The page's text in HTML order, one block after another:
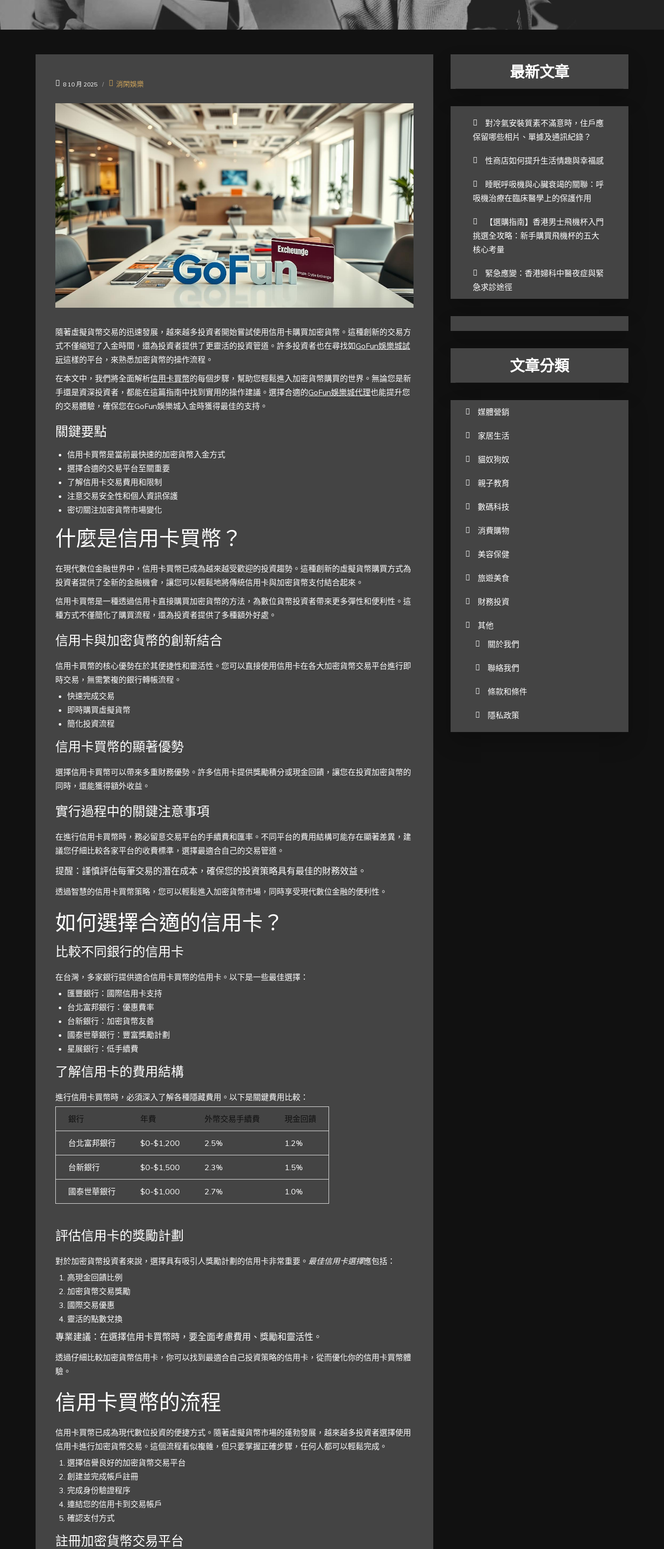
8 10 月 2025 消閑娛樂
隨著虛擬貨幣交易的迅速發展，越來越多投資者開始嘗試使用信用卡購買加密貨幣。這種創新的交易方
式不僅縮短了入金時間，還為投資者提供了更靈活的投資管道。許多投資者也在尋找如GoFun娛樂城試
玩這樣的平台，來熟悉加密貨幣的操作流程。
在本文中，我們將全面解析信用卡買幣的每個步驟，幫助您輕鬆進入加密貨幣購買的世界。無論您是新
手還是資深投資者，都能在這篇指南中找到實用的操作建議。選擇合適的GoFun娛樂城代理也能提升您
的交易體驗，確保您在GoFun娛樂城入金時獲得最佳的支持。
關鍵要點
信用卡買幣是當前最快速的加密貨幣入金方式
選擇合適的交易平台至關重要
了解信用卡交易費用和限制
注意交易安全性和個人資訊保護
密切關注加密貨幣市場變化
什麼是信用卡買幣？
在現代數位金融世界中，信用卡買幣已成為越來越受歡迎的投資趨勢。這種創新的虛擬貨幣購買方式為
投資者提供了全新的金融機會，讓您可以輕鬆地將傳統信用卡與加密貨幣支付結合起來。
信用卡買幣是一種透過信用卡直接購買加密貨幣的方法，為數位貨幣投資者帶來更多彈性和便利性。這
種方式不僅簡化了購買流程，還為投資者提供了多種額外好處。
信用卡與加密貨幣的創新結合
信用卡買幣的核心優勢在於其便捷性和靈活性。您可以直接使用信用卡在各大加密貨幣交易平台進行即
時交易，無需繁複的銀行轉帳流程。
快速完成交易
即時購買虛擬貨幣
簡化投資流程
信用卡買幣的顯著優勢
選擇信用卡買幣可以帶來多重財務優勢。許多信用卡提供獎勵積分或現金回饋，讓您在投資加密貨幣的
同時，還能獲得額外收益。
實行過程中的關鍵注意事項
在進行信用卡買幣時，務必留意交易平台的手續費和匯率。不同平台的費用結構可能存在顯著差異，建
議您仔細比較各家平台的收費標準，選擇最適合自己的交易管道。
提醒：謹慎評估每筆交易的潛在成本，確保您的投資策略具有最佳的財務效益。
透過智慧的信用卡買幣策略，您可以輕鬆進入加密貨幣市場，同時享受現代數位金融的便利性。
如何選擇合適的信用卡？
比較不同銀行的信用卡
在台灣，多家銀行提供適合信用卡買幣的信用卡。以下是一些最佳選擇：
匯豐銀行：國際信用卡支持
台北富邦銀行：優惠費率
台新銀行：加密貨幣友善
國泰世華銀行：豐富獎勵計劃
星展銀行：低手續費
了解信用卡的費用結構
進行信用卡買幣時，必須深入了解各種隱藏費用。以下是關鍵費用比較：
銀行 年費 外幣交易手續費 現金回饋
台北富邦銀行 $0-$1,200 2.5% 1.2%
台新銀行 $0-$1,500 2.3% 1.5%
國泰世華銀行 $0-$1,000 2.7% 1.0%
評估信用卡的獎勵計劃
對於加密貨幣投資者來說，選擇具有吸引人獎勵計劃的信用卡非常重要。 最佳信用卡選擇應包括：
高現金回饋比例
加密貨幣交易獎勵
國際交易優惠
靈活的點數兌換
專業建議：在選擇信用卡買幣時，要全面考慮費用、獎勵和靈活性。
透過仔細比較加密貨幣信用卡，你可以找到最適合自己投資策略的信用卡，從而優化你的信用卡買幣體
驗。
信用卡買幣的流程
信用卡買幣已成為現代數位投資的便捷方式。隨著虛擬貨幣市場的蓬勃發展，越來越多投資者選擇使用
信用卡進行加密貨幣交易。這個流程看似複雜，但只要掌握正確步驟，任何人都可以輕鬆完成。
選擇信譽良好的加密貨幣交易平台
創建並完成帳戶註冊
完成身份驗證程序
連結您的信用卡到交易帳戶
確認支付方式
註冊加密貨幣交易平台
最新文章
對冷氣安裝質素不滿意時，住戶應
保留哪些相片、單據及通訊紀錄？
性商店如何提升生活情趣與幸福感
睡眠呼吸機與心臟衰竭的關聯：呼
吸機治療在臨床醫學上的保護作用
【選購指南】香港男士飛機杯入門
挑選全攻略：新手購買飛機杯的五大
核心考量
緊急應變：香港婦科中醫夜症與緊
急求診途徑
文章分類
媒體營銷
家居生活
貓奴狗奴
親子教育
數碼科技
消費購物
美容保健
旅遊美食
財務投資
其他
關於我們
聯絡我們
條款和條件
隱私政策